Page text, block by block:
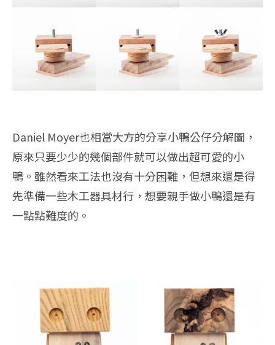
Daniel Moyer也相當大方的分享小鴨公仔分解圖，
原來只要少少的幾個部件就可以做出超可愛的小
鴨。雖然看來工法也沒有十分困難，但想來還是得
先準備一些木工器具材行，想要親手做小鴨還是有
一點點難度的。